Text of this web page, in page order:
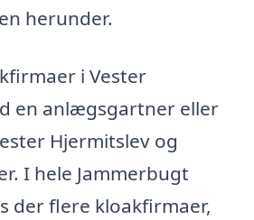
herunder.
i Vester
en anlægsgartner eller
Hjermitslev og
I hele Jammerbugt
der flere kloakfirmaer,